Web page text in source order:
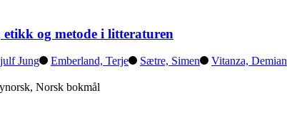
etikk og metode i litteraturen
Jung Emberland, Terje Sætre, Simen Vitanza, Demian
Norsk bokmål